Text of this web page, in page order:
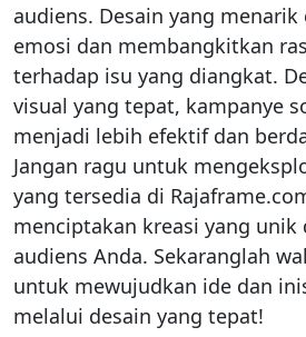
audiens. Desain yang
emosi dan membangkitkan
terhadap isu yang diangkat.
visual yang tepat, kampanye
menjadi lebih efektif dan
Jangan ragu untuk
yang tersedia di
menciptakan kreasi yang unik
audiens Anda. Sekaranglah
untuk mewujudkan ide dan
melalui desain yang tepat!